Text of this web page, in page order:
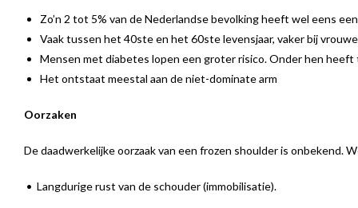
Zo’n 2 tot 5% van de Nederlandse bevolking heeft wel eens
Vaak tussen het 40ste en het 60ste levensjaar, vaker bij
Mensen met diabetes lopen een groter risico. Onder hen
Het ontstaat meestal aan de niet-dominate arm
Oorzaken
De daadwerkelijke oorzaak van een frozen shoulder is onbekend.
• Langdurige rust van de schouder (immobilisatie).